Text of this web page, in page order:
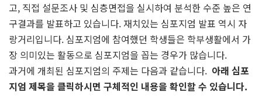
고, 직접 설문조사 및 심층면접을 실시하여 분석한 수준 높은 연
구결과를 발표하고 있습니다. 재치있는 심포지엄 발표 역시 자
랑거리입니다. 심포지엄에 참여했던 학생들은 학부생활에서 가
장 의미있는 활동으로 심포지엄을 꼽는 경우가 많습니다.
과거에 개최된 심포지엄의 주제는 다음과 같습니다. 아래 심포
지엄 제목을 클릭하시면 구체적인 내용을 확인할 수 있습니다.